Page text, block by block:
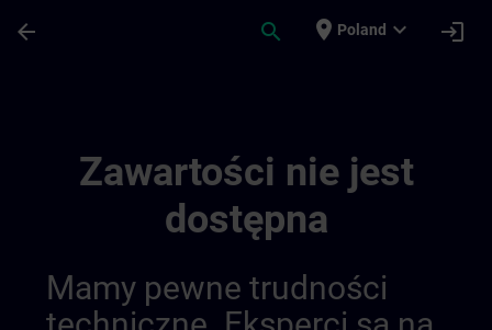
arrow_back search place Poland expand_more login
Zawartości nie jest
dostępna
Mamy pewne trudności